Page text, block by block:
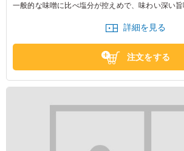
一般的な味噌に比べ塩分が控えめで、味わい深い
詳細を見る
注文をする